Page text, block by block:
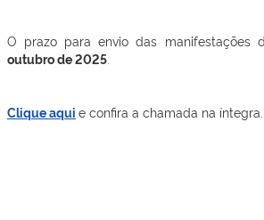
O prazo para envio das manifestações
outubro de 2025
Clique aqui e confira a chamada na íntegra.